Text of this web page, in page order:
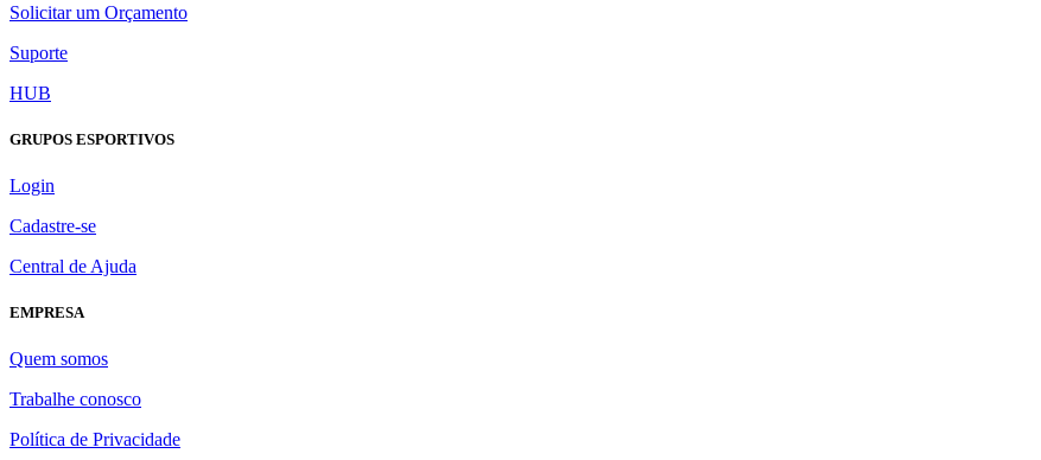
Solicitar um Orçamento
Suporte
HUB
GRUPOS ESPORTIVOS
Login
Cadastre-se
Central de Ajuda
EMPRESA
Quem somos
Trabalhe conosco
Política de Privacidade